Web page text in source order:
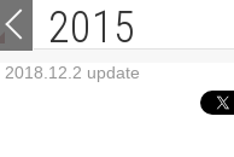
2015
2018.12.2 update